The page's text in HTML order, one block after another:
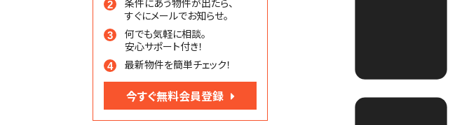
条件にあう物件が出たら、
すぐにメールでお知らせ。
何でも気軽に相談。
安心サポート付き！
最新物件を簡単チェック！
今すぐ無料会員登録